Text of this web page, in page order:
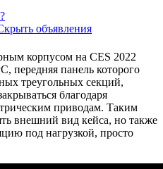
объявления
корпусом на CES 2022
передняя панель которого
треугольных секций,
благодаря
приводам. Таким
внешний вид кейса, но также
под нагрузкой, просто